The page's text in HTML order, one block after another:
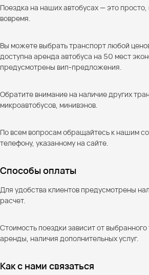
Поездка на наших автобусах — это
вовремя.
Вы можете выбрать транспорт любой
доступна аренда автобуса на 50 мест
предусмотрены вип-предложения.
Обратите внимание на наличие других
микроавтобусов, минивэнов.
По всем вопросам обращайтесь к нашим
телефону, указанному на сайте.
Способы оплаты
Для удобства клиентов предусмотрены
расчет.
Стоимость поездки зависит от
аренды, наличия дополнительных услуг.
Как с нами связаться